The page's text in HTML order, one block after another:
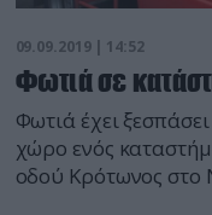
09.09.2019 | 14:52
Φωτιά σε
Φωτιά έχει
χώρο ενός
οδού Κρότωνος στο